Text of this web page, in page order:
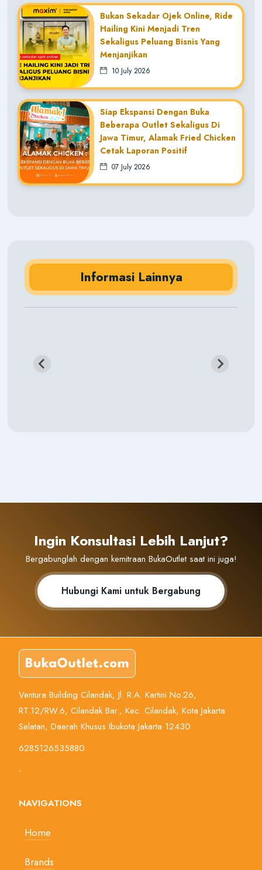
Bukan Sekadar Ojek Online, Ride
Hailing Kini Menjadi Tren
Sekaligus Peluang Bisnis Yang
Menjanjikan
10 July 2026
Siap Ekspansi Dengan Buka
Beberapa Outlet Sekaligus Di
Jawa Timur, Alamak Fried Chicken
Cetak Laporan Positif
07 July 2026
Informasi Lainnya
Ingin Konsultasi Lebih Lanjut?
Bergabunglah dengan kemitraan BukaOutlet saat ini juga!
Hubungi Kami untuk Bergabung
Ventura Building Cilandak, Jl. R.A. Kartini No.26,
RT.12/RW.6, Cilandak Bar., Kec. Cilandak, Kota Jakarta
Selatan, Daerah Khusus Ibukota Jakarta 12430
6285126535880
-
NAVIGATIONS
Home
Brands